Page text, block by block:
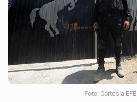
Foto: Cortesía EFE